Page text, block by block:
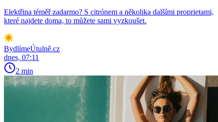
Elektřina téměř zadarmo? S citrónem a několika dalšími proprietami,
které najdete doma, to můžete sami vyzkoušet.
BydlímeÚtulně.cz
dnes, 07:11
2 min